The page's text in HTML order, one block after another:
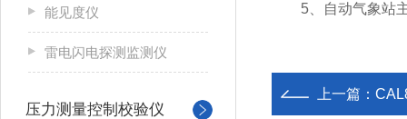
5、自动气象站主
上一篇：
能见度仪
雷电闪电探测监测仪
压力测量控制校验仪